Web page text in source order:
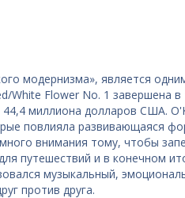
модернизма», является
White Flower No. 1 завершена
миллиона долларов США.
повлияла развивающаяся
внимания тому, чтобы
путешествий и в конечном
музыкальный,
против друга.